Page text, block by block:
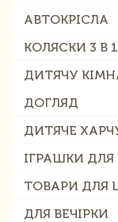
АВТОКРІСЛА
КОЛЯСКИ 3 В
ДИТЯЧУ
ДОГЛЯД
ДИТЯЧЕ
ІГРАШКИ ДЛЯ
ТОВАРИ ДЛЯ
ДЛЯ ВЕЧІРКИ